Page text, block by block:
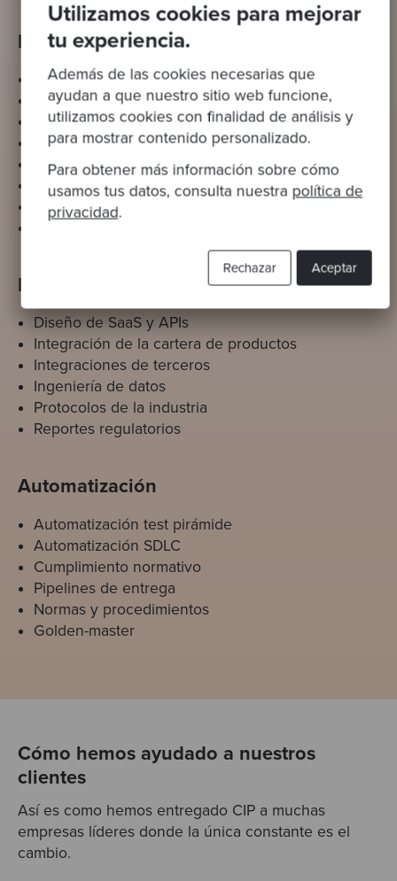
Utilizamos cookies para mejorar
tu experiencia.
Además de las cookies necesarias que
ayudan a que nuestro sitio web funcione,
utilizamos cookies con finalidad de análisis y
para mostrar contenido personalizado.
Para obtener más información sobre cómo
usamos tus datos, consulta nuestra política de
privacidad.
Aceptar
Rechazar
Desarrollo de producto
Producto mínimo viable
Prueba de concepto
Modularización del producto
Alineación funcional
Definición de arquitectura
Aislamiento de áreas clave
Actualización tecnológica
Interoperatibilidad
Diseño de SaaS y APIs
Integración de la cartera de productos
Integraciones de terceros
Ingeniería de datos
Protocolos de la industria
Reportes regulatorios
Automatización
Automatización test pirámide
Automatización SDLC
Cumplimiento normativo
Pipelines de entrega
Normas y procedimientos
Golden-master
Cómo hemos ayudado a nuestros
clientes
Así es como hemos entregado CIP a muchas
empresas líderes donde la única constante es el
cambio.